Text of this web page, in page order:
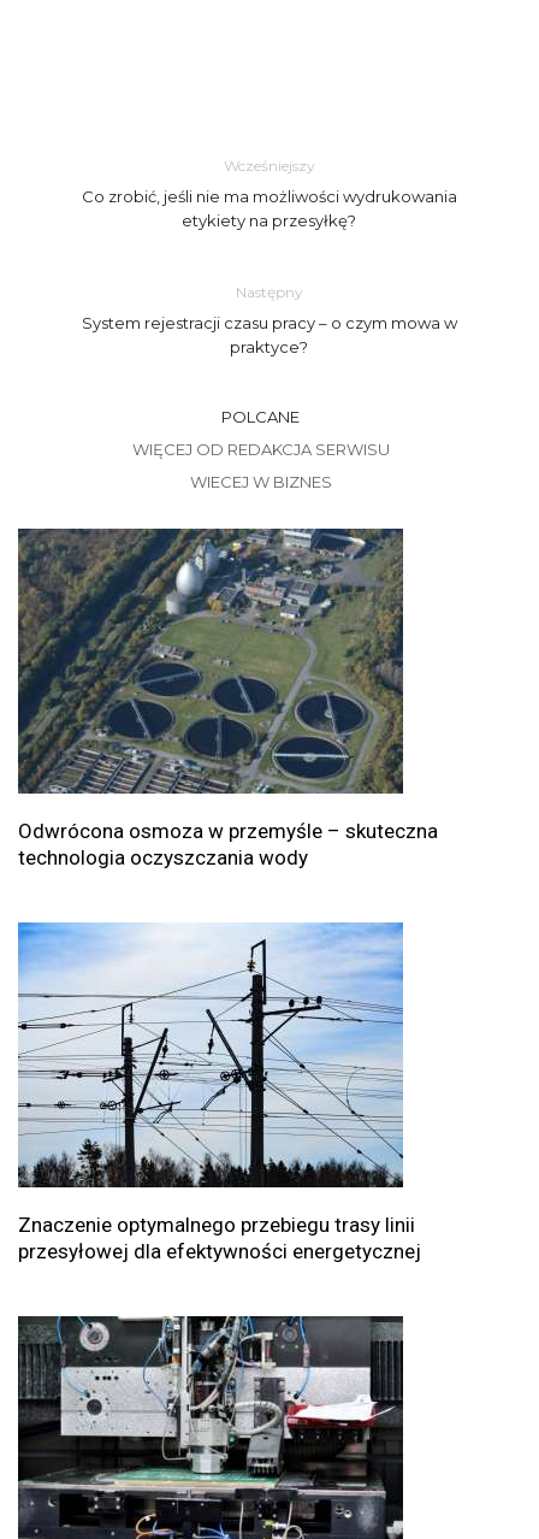
Wcześniejszy
Co zrobić, jeśli nie ma możliwości wydrukowania
etykiety na przesyłkę?
Następny
System rejestracji czasu pracy – o czym mowa w
praktyce?
POLCANE
WIĘCEJ OD REDAKCJA SERWISU
WIECEJ W BIZNES
Odwrócona osmoza w przemyśle – skuteczna
technologia oczyszczania wody
Znaczenie optymalnego przebiegu trasy linii
przesyłowej dla efektywności energetycznej